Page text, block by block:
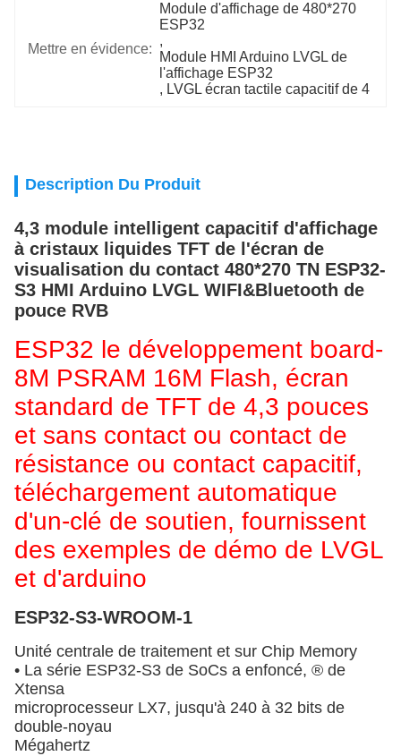
Mettre en évidence:
Module d'affichage de 480*270
ESP32
,
Module HMI Arduino LVGL de
l'affichage ESP32
, LVGL écran tactile capacitif de 4
Description Du Produit
4,3 module intelligent capacitif d'affichage
à cristaux liquides TFT de l'écran de
visualisation du contact 480*270 TN ESP32-
S3 HMI Arduino LVGL WIFI&Bluetooth de
pouce RVB
ESP32 le développement board-
8M PSRAM 16M Flash, écran
standard de TFT de 4,3 pouces
et sans contact ou contact de
résistance ou contact capacitif,
téléchargement automatique
d'un-clé de soutien, fournissent
des exemples de démo de LVGL
et d'arduino
ESP32-S3-WROOM-1
Unité centrale de traitement et sur Chip Memory
• La série ESP32-S3 de SoCs a enfoncé, ® de
Xtensa
microprocesseur LX7, jusqu'à 240 à 32 bits de
double-noyau
Mégahertz